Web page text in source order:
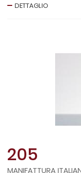
DETTAGLIO
205
MANIFATTURA